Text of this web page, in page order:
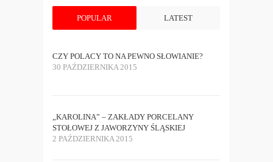
POPULAR LATEST
CZY POLACY TO NA PEWNO SŁOWIANIE?
30 PAŹDZIERNIKA 2015
„KAROLINA” – ZAKŁADY PORCELANY
STOŁOWEJ Z JAWORZYNY ŚLĄSKIEJ
2 PAŹDZIERNIKA 2015